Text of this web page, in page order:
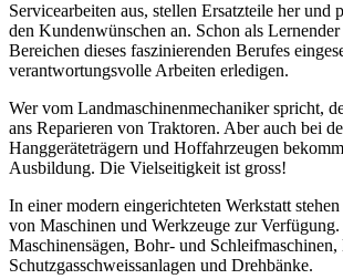
Servicearbeiten aus, stellen Ersatzteile her und
den Kundenwünschen an. Schon als
Bereichen dieses faszinierenden Berufes
verantwortungsvolle Arbeiten erledigen.
Wer vom Landmaschinenmechaniker spricht,
ans Reparieren von Traktoren. Aber auch bei
Hanggeräteträgern und Hoffahrzeugen
Ausbildung. Die Vielseitigkeit ist gross!
In einer modern eingerichteten Werkstatt
von Maschinen und Werkzeuge zur
Maschinensägen, Bohr- und
Schutzgasschweissanlagen und Drehbänke.